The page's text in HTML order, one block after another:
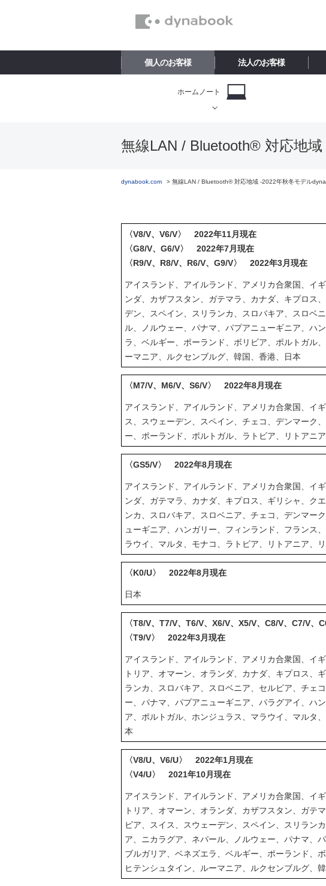
個人のお客様 法人のお客様
ホームノート
無線LAN / Bluetooth® 対応地
dynabook.com 無線LAN / Bluetooth® 対応地域 -2022年秋冬モデル
〈V8/V、V6/V〉 2022年11月現在
〈G8/V、G6/V〉 2022年7月現在
〈R9/V、R8/V、R6/V、G9/V〉 2022年3月現在
アイスランド、アイルランド、アメリカ合衆国、イ
ンダ、カザフスタン、ガテマラ、カナダ、キプロス
デン、スペイン、スリランカ、スロバキア、スロベ
ル、ノルウェー、パナマ、パプアニューギニア、ハ
ラ、ベルギー、ポーランド、ボリビア、ポルトガル
ーマニア、ルクセンブルグ、韓国、香港、日本
〈M7/V、M6/V、S6/V〉 2022年8月現在
アイスランド、アイルランド、アメリカ合衆国、イ
ス、スウェーデン、スペイン、チェコ、デンマーク
ー、ポーランド、ポルトガル、ラトビア、リトアニ
〈GS5/V〉 2022年8月現在
アイスランド、アイルランド、アメリカ合衆国、イ
ンダ、ガテマラ、カナダ、キプロス、ギリシャ、ク
ンカ、スロバキア、スロベニア、チェコ、デンマー
ューギニア、ハンガリー、フィンランド、フランス
ラウイ、マルタ、モナコ、ラトビア、リトアニア、
〈K0/U〉 2022年8月現在
日本
〈T8/V、T7/V、T6/V、X6/V、X5/V、C8/V、C7/V
〈T9/V〉 2022年3月現在
アイスランド、アイルランド、アメリカ合衆国、イ
トリア、オマーン、オランダ、カナダ、キプロス、
ランカ、スロバキア、スロベニア、セルビア、チェ
ー、パナマ、パプアニューギニア、パラグアイ、ハ
ア、ポルトガル、ホンジュラス、マラウイ、マルタ
本
〈V8/U、V6/U〉 2022年1月現在
〈V4/U〉 2021年10月現在
アイスランド、アイルランド、アメリカ合衆国、イ
トリア、オマーン、オランダ、カザフスタン、ガテ
ビア、スイス、スウェーデン、スペイン、スリラン
ア、ニカラグア、ネパール、ノルウェー、パナマ、
ブルガリア、ベネズエラ、ベルギー、ポーランド、
ヒテンシュタイン、ルーマニア、ルクセンブルグ、